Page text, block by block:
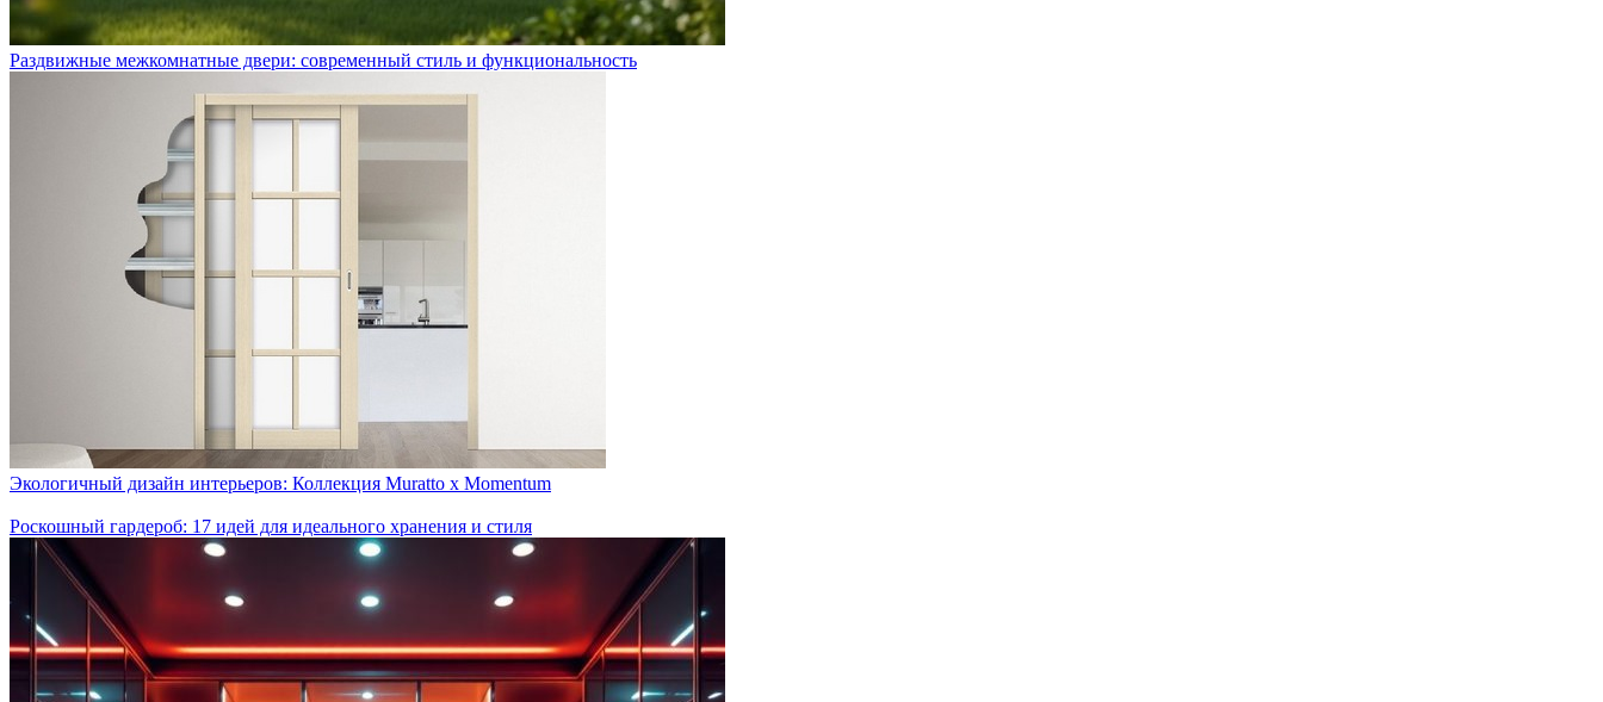
Раздвижные межкомнатные двери: современный стиль и функциональность
Экологичный дизайн интерьеров: Коллекция Muratto x Momentum
Роскошный гардероб: 17 идей для идеального хранения и стиля